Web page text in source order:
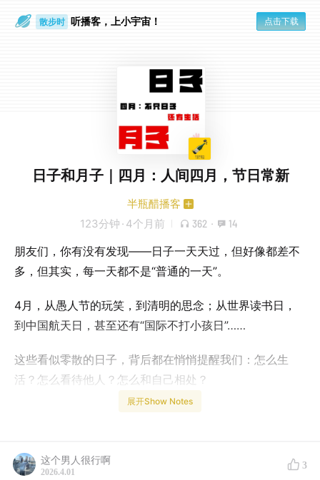
散步时 听播客，上小宇宙！ 点击下载
日子和月子｜四月：人间四月，节日常新
半瓶醋播客
123分钟 · 4个月前 362 · 14
朋友们，你有没有发现——日子一天天过，但好像都差不
多，但其实，每一天都不是“普通的一天”。
4月，从愚人节的玩笑，到清明的思念；从世界读书日，
到中国航天日，甚至还有“国际不打小孩日”……
这些看似零散的日子，背后都在悄悄提醒我们：怎么生
活？怎么看待他人？怎么和自己相处？
其实这些日子，从来都不是冷冰冰的“纪念日”，它们更像
展开Show Notes
这个男人很行啊
2026.4.01
3